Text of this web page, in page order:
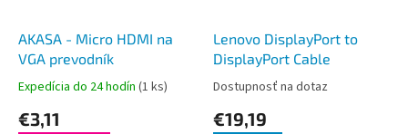
AKASA - Micro HDMI na
VGA prevodník
Expedícia do 24 hodín (1 ks)
€3,11
Lenovo DisplayPort to
DisplayPort Cable
Dostupnosť na dotaz
€19,19